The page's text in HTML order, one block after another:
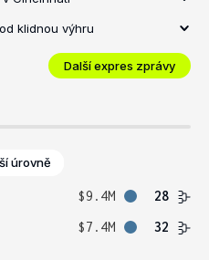
klidnou výhru
Další expres zprávy
úrovně
$9.4M
28
$7.4M 32